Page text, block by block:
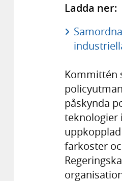
Ladda ner:
Kommittén
påskynda
teknologier
farkoster